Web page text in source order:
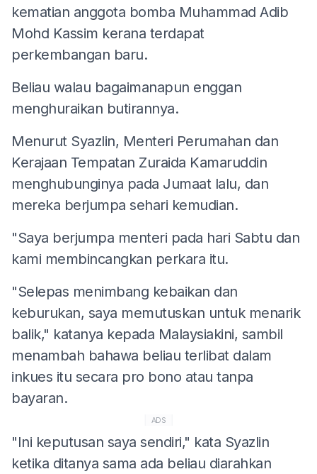
kematian anggota bomba Muhammad Adib
Mohd Kassim kerana terdapat
perkembangan baru.
Beliau walau bagaimanapun enggan
menghuraikan butirannya.
Menurut Syazlin, Menteri Perumahan dan
Kerajaan Tempatan Zuraida Kamaruddin
menghubunginya pada Jumaat lalu, dan
mereka berjumpa sehari kemudian.
"Saya berjumpa menteri pada hari Sabtu dan
kami membincangkan perkara itu.
"Selepas menimbang kebaikan dan
keburukan, saya memutuskan untuk menarik
balik," katanya kepada Malaysiakini, sambil
menambah bahawa beliau terlibat dalam
inkues itu secara pro bono atau tanpa
bayaran.
ADS
"Ini keputusan saya sendiri," kata Syazlin
ketika ditanya sama ada beliau diarahkan